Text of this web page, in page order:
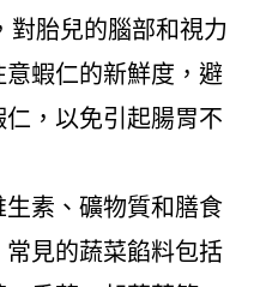
對胎兒的腦部和視力
蝦仁的新鮮度，避
，以免引起腸胃不
生素、礦物質和膳食
見的蔬菜餡料包括